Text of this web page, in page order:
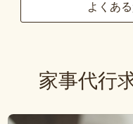
よくあ
家事代行